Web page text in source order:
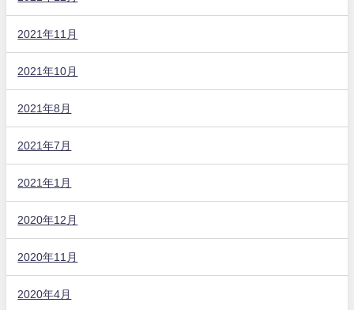
2021年11月
2021年10月
2021年8月
2021年7月
2021年1月
2020年12月
2020年11月
2020年4月